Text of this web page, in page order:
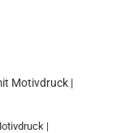
Motivdruck |
|